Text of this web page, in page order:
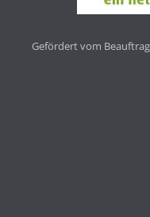
Gefördert vom